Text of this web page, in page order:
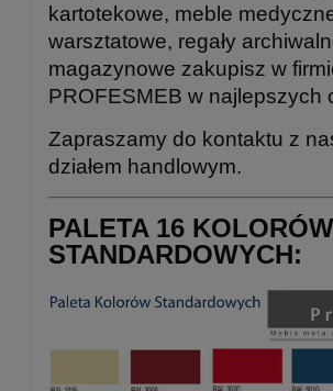
kartotekowe, meble
warsztatowe, regały
magazynowe zakupisz w
PROFESMEB w najlepszych
Zapraszamy do kontaktu z
działem handlowym.
PALETA 16 KOLORÓW
STANDARDOWYCH: